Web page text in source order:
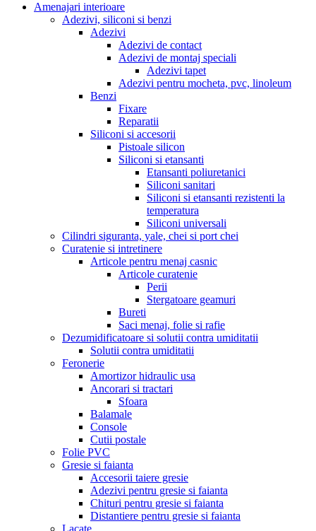
Amenajari interioare
Adezivi, siliconi si benzi
Adezivi
Adezivi de contact
Adezivi de montaj speciali
Adezivi tapet
Adezivi pentru mocheta, pvc, linoleum
Benzi
Fixare
Reparatii
Siliconi si accesorii
Pistoale silicon
Siliconi si etansanti
Etansanti poliuretanici
Siliconi sanitari
Siliconi si etansanti rezistenti la
temperatura
Siliconi universali
Cilindri siguranta, yale, chei si port chei
Curatenie si intretinere
Articole pentru menaj casnic
Articole curatenie
Perii
Stergatoare geamuri
Bureti
Saci menaj, folie si rafie
Dezumidificatoare si solutii contra umiditatii
Solutii contra umiditatii
Feronerie
Amortizor hidraulic usa
Ancorari si tractari
Sfoara
Balamale
Console
Cutii postale
Folie PVC
Gresie si faianta
Accesorii taiere gresie
Adezivi pentru gresie si faianta
Chituri pentru gresie si faianta
Distantiere pentru gresie si faianta
Lacate